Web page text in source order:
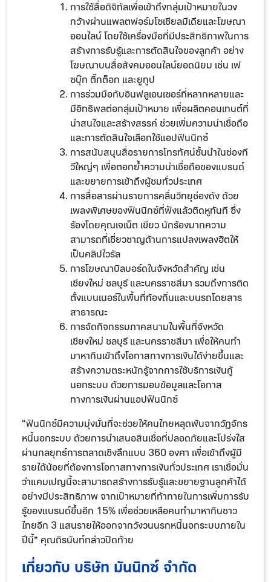
การใช้สื่อดิจิทัลเพื่อเข้าถึงกลุ่มเป้าหมายในวง
กว้างผ่านแพลตฟอร์มโซเชียลมีเดียและโฆษณา
ออนไลน์ โดยใช้เครื่องมือที่มีประสิทธิภาพในการ
สร้างการรับรู้และการตัดสินใจของลูกค้า อย่าง
โฆษณาบนสื่อสังคมออนไลน์ยอดนิยม เช่น เฟ
ซบุ๊ก ติ๊กต็อก และยูทูป
การร่วมมือกับอินฟลูเอนเซอร์ที่หลากหลายและ
มีอิทธิพลต่อกลุ่มเป้าหมาย เพื่อผลิตคอนเทนต์ที่
น่าสนใจและสร้างสรรค์ ช่วยเพิ่มความน่าเชื่อถือ
และการตัดสินใจเลือกใช้แอปฟินนิกซ์
การสนับสนุนสื่อรายการโทรทัศน์ชั้นนำในช่องที
วีใหญ่ๆ เพื่อตอกย้ำความน่าเชื่อถือของแบรนด์
และขยายการเข้าถึงผู้ชมทั่วประเทศ
การสื่อสารผ่านรายการคลื่นวิทยุช่องดัง ด้วย
เพลงพิเศษของฟินนิกซ์ที่ฟังแล้วติดหูทันที ซึ่ง
ร้องโดยคุณเจเน็ต เขียว นักร้องมากความ
สามารถที่เชี่ยวชาญด้านการแปลงเพลงฮิตให้
เป็นคลิปไวรัล
การโฆษณาบิลบอร์ดในจังหวัดสำคัญ เช่น
เชียงใหม่ ชลบุรี และนครราชสีมา รวมถึงการติด
ตั้งแบนเนอร์ในพื้นที่ท้องถิ่นและบนรถโดยสาร
สาธารณะ
การจัดกิจกรรมภาคสนามในพื้นที่จังหวัด
เชียงใหม่ ชลบุรี และนครราชสีมา เพื่อให้คนทำ
มาหากินเข้าถึงโอกาสทางการเงินได้ง่ายขึ้นและ
สร้างความตระหนักรู้จากการใช้บริการเงินกู้
นอกระบบ ด้วยการมอบข้อมูลและโอกาส
ทางการเงินผ่านแอปฟินนิกซ์
“ฟินนิกซ์มีความมุ่งมั่นที่จะช่วยให้คนไทยหลุดพ้นจากวัฏจักร
หนี้นอกระบบ ด้วยการนำเสนอสินเชื่อที่ปลอดภัยและโปร่งใส
ผ่านกลยุทธ์การตลาดเชิงลึกแบบ 360 องศา เพื่อเข้าถึงผู้มี
รายได้น้อยที่ต้องการโอกาสทางการเงินทั่วประเทศ เราเชื่อมั่น
ว่าแคมเปญนี้จะสามารถสร้างการรับรู้และขยายฐานลูกค้าได้
อย่างมีประสิทธิภาพ จากเป้าหมายที่ท้าทายในการเพิ่มการรับ
รู้ของแบรนด์ขึ้นอีก 15% เพื่อช่วยเหลือคนทำมาหากินชาว
ไทยอีก 3 แสนรายให้ออกจากวังวนนรกหนี้นอกระบบภายใน
ปีนี้” คุณถิรนันท์กล่าวปิดท้าย
เกี่ยวกับ บริษัท มันนิกซ์ จำกัด